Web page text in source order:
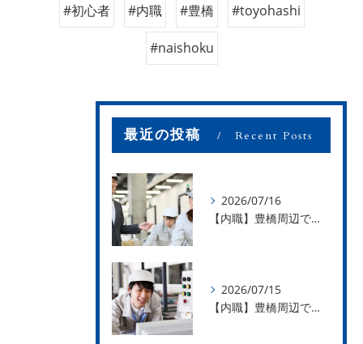
#初心者 #内職 #豊橋 #toyohashi
#naishoku
最近の投稿 Recent Posts
2026/07/16
【内職】豊橋周辺で内職のお仕事を探している方募集中！【お仕事の内容】
2026/07/15
【内職】豊橋周辺で内職のお仕事を探している方募集中！【急な学級閉鎖も安心】